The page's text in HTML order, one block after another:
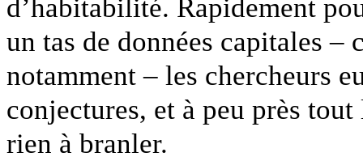
d’habitabilité. Rapidement
un tas de données capitales –
notamment – les chercheurs
conjectures, et à peu près
rien à branler.